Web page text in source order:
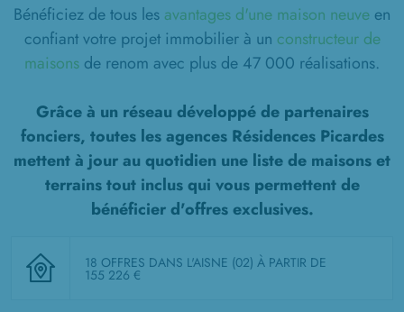
Bénéficiez de tous les avantages d'une maison neuve en
confiant votre projet immobilier à un constructeur de
maisons de renom avec plus de 47 000 réalisations.
Grâce à un réseau développé de partenaires
fonciers, toutes les agences Résidences Picardes
mettent à jour au quotidien une liste de maisons et
terrains tout inclusqui vous permettent de
bénéficier d'offres exclusives.
18 OFFRES DANS L'AISNE (02) À PARTIR DE
155 226 €